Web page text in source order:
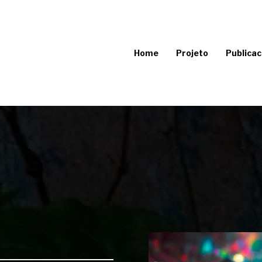
Home Projeto